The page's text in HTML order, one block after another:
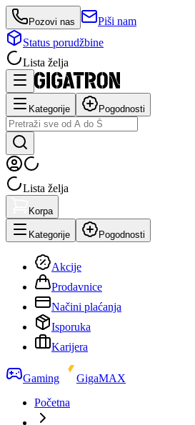
Pozovi nas
Piši nam
Status porudžbine
Lista želja
Kategorije Pogodnosti
Lista želja
Korpa
Kategorije Pogodnosti
Akcije
Prodavnice
Načini plaćanja
Isporuka
Karijera
Gaming
GigaMAX
Početna